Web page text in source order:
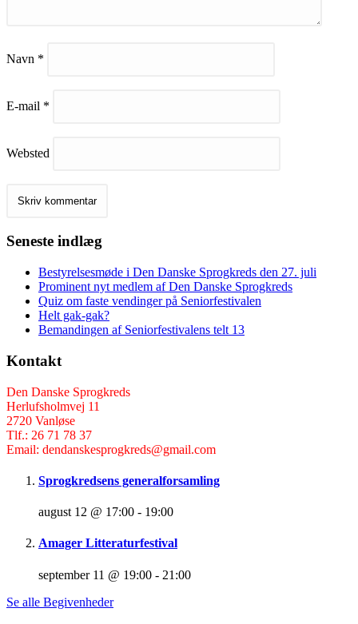
Navn *
E-mail *
Websted
Seneste indlæg
Bestyrelsesmøde i Den Danske Sprogkreds den 27. juli
Prominent nyt medlem af Den Danske Sprogkreds
Quiz om faste vendinger på Seniorfestivalen
Helt gak-gak?
Bemandingen af Seniorfestivalens telt 13
Kontakt
Den Danske Sprogkreds
Herlufsholmvej 11
2720 Vanløse
Tlf.: 26 71 78 37
Email: dendanskesprogkreds@gmail.com
Sprogkredsens generalforsamling
august 12 @ 17:00 - 19:00
Amager Litteraturfestival
september 11 @ 19:00 - 21:00
Se alle Begivenheder